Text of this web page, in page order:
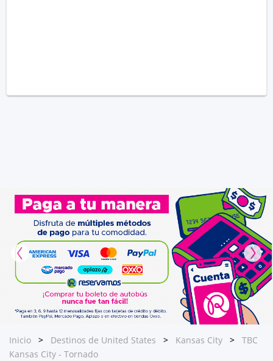
Inicio Destinos de United States Kansas City
TBC
Kansas City - Tornado